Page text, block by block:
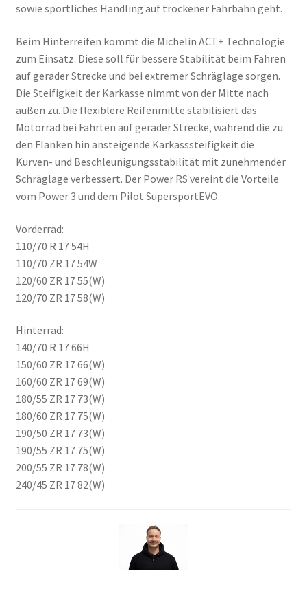
sowie sportliches Handling auf trockener Fahrbahn geht.
Beim Hinterreifen kommt die Michelin ACT+ Technologie
zum Einsatz. Diese soll für bessere Stabilität beim Fahren
auf gerader Strecke und bei extremer Schräglage sorgen.
Die Steifigkeit der Karkasse nimmt von der Mitte nach
außen zu. Die flexiblere Reifenmitte stabilisiert das
Motorrad bei Fahrten auf gerader Strecke, während die zu
den Flanken hin ansteigende Karkasssteifigkeit die
Kurven- und Beschleunigungsstabilität mit zunehmender
Schräglage verbessert. Der Power RS vereint die Vorteile
vom Power 3 und dem Pilot SupersportEVO.
Vorderrad:
110/70 R 17 54H
110/70 ZR 17 54W
120/60 ZR 17 55(W)
120/70 ZR 17 58(W)
Hinterrad:
140/70 R 17 66H
150/60 ZR 17 66(W)
160/60 ZR 17 69(W)
180/55 ZR 17 73(W)
180/60 ZR 17 75(W)
190/50 ZR 17 73(W)
190/55 ZR 17 75(W)
200/55 ZR 17 78(W)
240/45 ZR 17 82(W)